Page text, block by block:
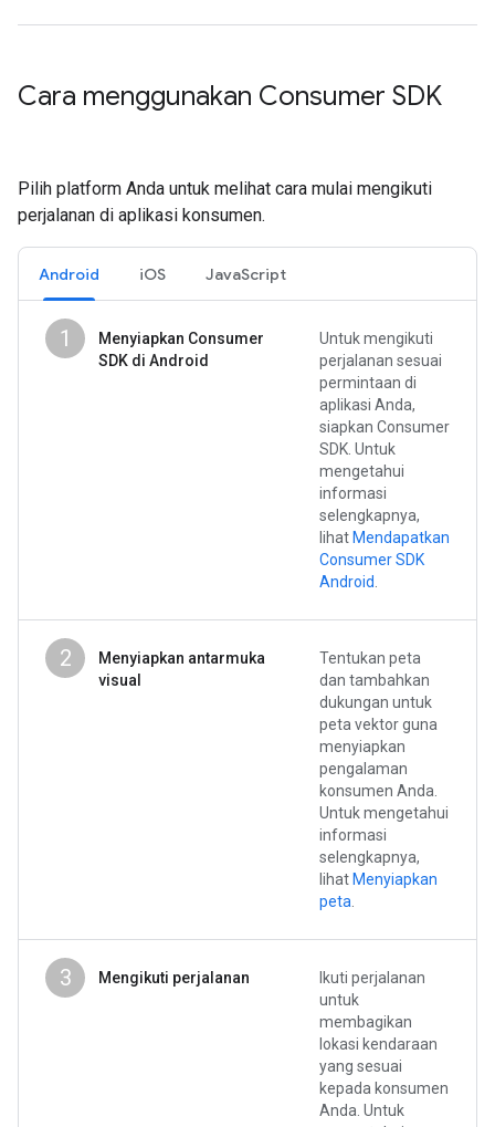
Cara menggunakan Consumer SDK
Pilih platform Anda untuk melihat cara mulai mengikuti
perjalanan di aplikasi konsumen.
Android iOS JavaScript
1
Menyiapkan Consumer
SDK di Android
Untuk mengikuti
perjalanan sesuai
permintaan di
aplikasi Anda,
siapkan Consumer
SDK. Untuk
mengetahui
informasi
selengkapnya,
lihat Mendapatkan
Consumer SDK
Android
2
Menyiapkan antarmuka
visual
Tentukan peta
dan tambahkan
dukungan untuk
peta vektor guna
menyiapkan
pengalaman
konsumen Anda.
Untuk mengetahui
informasi
selengkapnya,
lihat Menyiapkan
peta
3 Mengikuti perjalanan
Ikuti perjalanan
untuk
membagikan
lokasi kendaraan
yang sesuai
kepada konsumen
Anda. Untuk